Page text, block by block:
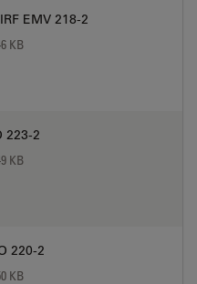
EMV 218-2
KB
223-2
KB
220-2
KB